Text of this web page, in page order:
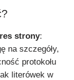
strony:
na szczegóły,
protokołu
literówek w